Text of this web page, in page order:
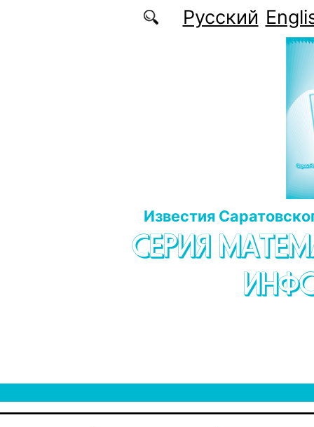
Перейти к основному содержаниюРусский
Известия
СЕРИЯ